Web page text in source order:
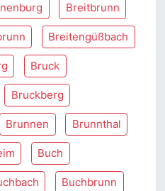
Breitbrunn
Breitengüßbach
Bruck
Bruckberg
Brunnen Brunnthal
Buch
Buchbrunn